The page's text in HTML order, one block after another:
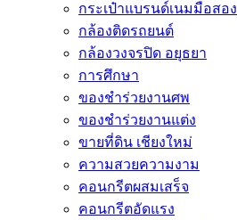
กระเป๋าแบรนด์เนมมือสอง
กล้องติดรถยนต์
กล้องวงจรปิด อยุธยา
การศึกษา
ของชำร่วยงานศพ
ของชำร่วยงานแต่ง
ขายที่ดิน เชียงใหม่
ความสวยความงาม
คอนกรีตผสมเสร็จ
คอนกรีตอัดแรง